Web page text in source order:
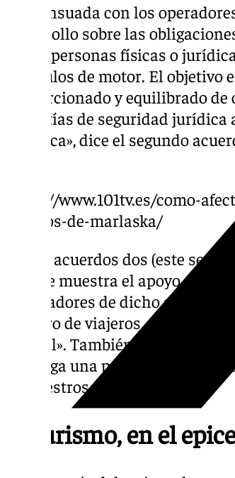
consensuada con los
desarrollo sobre las
de las personas físicas o
vehículos de motor. El
proporcionado y equilibrado
garantías de seguridad
turística», dice el segundo
https://www.101tv.es/como-
viajeros-de-marlaska/
En los acuerdos dos (este
tres, se muestra el apoyo al
trabajadores de dicho sector
registro de viajeros, que
central». También se rechaza
suponga una pérdida de las
de nuestros destinos».
El turismo, en el